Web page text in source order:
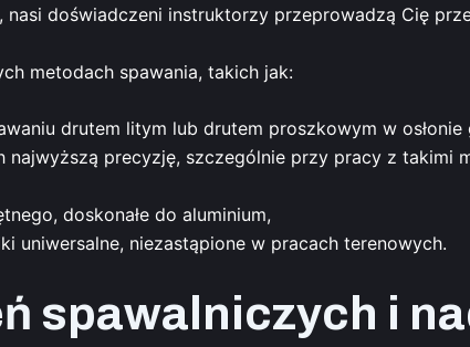
doświadczeni instruktorzy przeprowadzą Cię
metodach spawania, takich jak:
drutem litym lub drutem proszkowym w osłonie
najwyższą precyzję, szczególnie przy pracy z takimi
doskonałe do aluminium,
uniwersalne, niezastąpione w pracach terenowych.
spawalniczych i